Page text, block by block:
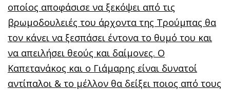
οποίος αποφάσισε να ξεκόψει από τις
βρωμοδουλειές του άρχοντα της Τρούμπας θα
τον κάνει να ξεσπάσει έντονα το θυμό του και
να απειλήσει θεούς και δαίμονες. Ο
Καπετανάκος και ο Γιάμαρης είναι δυνατοί
αντίπαλοι & το μέλλον θα δείξει ποιος από τους